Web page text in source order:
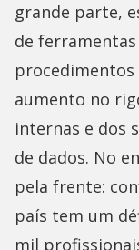
grande parte,
de
aumento no
internas e dos
de dados. No
pela frente:
país tem um
mil